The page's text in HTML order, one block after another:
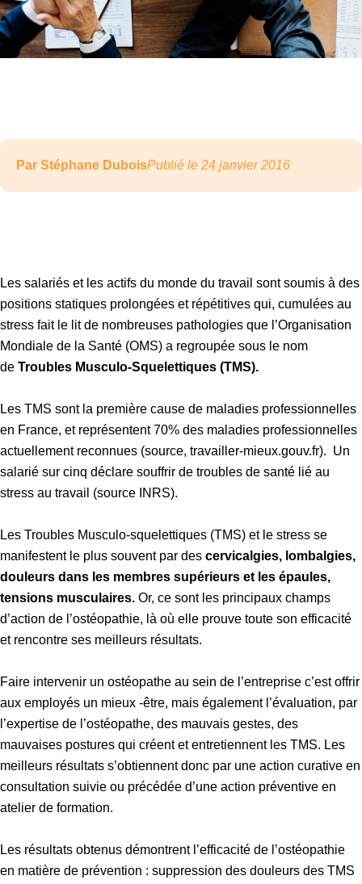
Par Stéphane DuboisPublié le 24 janvier 2016
Les salariés et les actifs du monde du travail sont soumis à des
positions statiques prolongées et répétitives qui, cumulées au
stress fait le lit de nombreuses pathologies que l’Organisation
Mondiale de la Santé (OMS) a regroupée sous le nom
de Troubles Musculo-Squelettiques (TMS).
Les TMS sont la première cause de maladies professionnelles
en France, et représentent 70% des maladies professionnelles
actuellement reconnues (source, travailler-mieux.gouv.fr). Un
salarié sur cinq déclare souffrir de troubles de santé lié au
stress au travail (source INRS).
Les Troubles Musculo-squelettiques (TMS) et le stress se
manifestent le plus souvent par des cervicalgies, lombalgies,
douleurs dans les membres supérieurs et les épaules,
tensions musculaires. Or, ce sont les principaux champs
d’action de l’ostéopathie, là où elle prouve toute son efficacité
et rencontre ses meilleurs résultats.
Faire intervenir un ostéopathe au sein de l’entreprise c’est offrir
aux employés un mieux -être, mais également l’évaluation, par
l’expertise de l’ostéopathe, des mauvais gestes, des
mauvaises postures qui créent et entretiennent les TMS. Les
meilleurs résultats s’obtiennent donc par une action curative en
consultation suivie ou précédée d’une action préventive en
atelier de formation.
Les résultats obtenus démontrent l’efficacité de l’ostéopathie
en matière de prévention : suppression des douleurs des TMS